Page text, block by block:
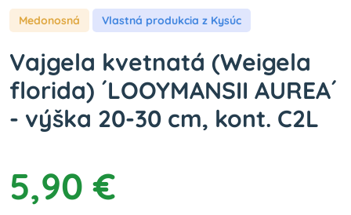
Medonosná Vlastná produkcia z Kysúc
Vajgela kvetnatá (Weigela
florida) ´LOOYMANSII AUREA´
- výška 20-30 cm, kont. C2L
5,90 €